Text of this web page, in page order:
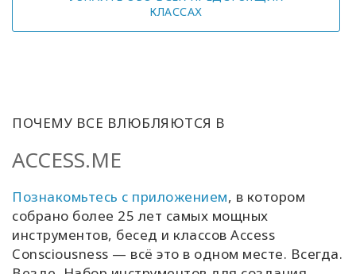
КЛАССАХ
ПОЧЕМУ ВСЕ ВЛЮБЛЯЮТСЯ В
ACCESS.ME
Познакомьтесь с приложением, в котором
собрано более 25 лет самых мощных
инструментов, бесед и классов Access
Consciousness — всё это в одном месте. Всегда.